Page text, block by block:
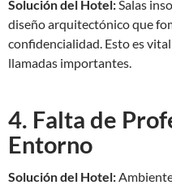
Solución del Hotel: Salas
diseño arquitectónico que
confidencialidad. Esto es
llamadas importantes.
4. Falta de
Entorno
Solución del Hotel: